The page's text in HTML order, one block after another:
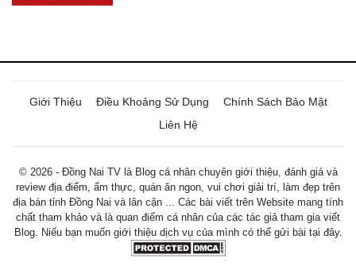
Giới Thiệu Điều Khoảng Sử Dụng
Chính Sách Bảo Mật
Liên Hệ
© 2026 - Đồng Nai TV là Blog cá nhân chuyên giới thiệu, đánh giá và
review địa điểm, ẩm thực, quán ăn ngon, vui chơi giải trí, làm đẹp trên
địa bán tỉnh Đồng Nai và lân cận ... Các bài viết trên Website mang tính
chất tham khảo và là quan điểm cá nhân của các tác giả tham gia viết
Blog. Niếu bạn muốn giới thiệu dịch vụ của mình có thể gửi bài tại đây.